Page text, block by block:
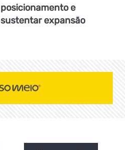
posicionamento e
sustentar expansão